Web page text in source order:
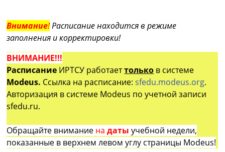
Внимание!Расписание находится в режиме
заполнения и корректировки!
ВНИМАНИЕ!!!
Расписание ИРТСУ работаеттолько в системе
Modeus. Ссылка на расписание:sfedu.modeus.org.
Авторизация в системе Modeus по учетной записи
sfedu.ru.
Обращайте внимание на датыучебной недели,
показанные в верхнем левом углу страницы Modeus!